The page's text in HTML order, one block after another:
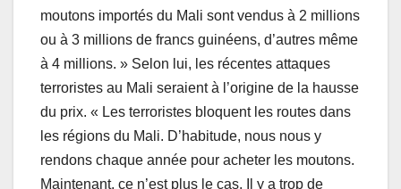
moutons importés du Mali sont vendus à 2 millions
ou à 3 millions de francs guinéens, d’autres même
à 4 millions. » Selon lui, les récentes attaques
terroristes au Mali seraient à l’origine de la hausse
du prix. « Les terroristes bloquent les routes dans
les régions du Mali. D’habitude, nous nous y
rendons chaque année pour acheter les moutons.
Maintenant, ce n’est plus le cas. Il y a trop de